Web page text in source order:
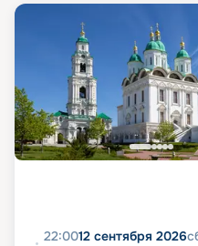
22:0012 сентября 2026